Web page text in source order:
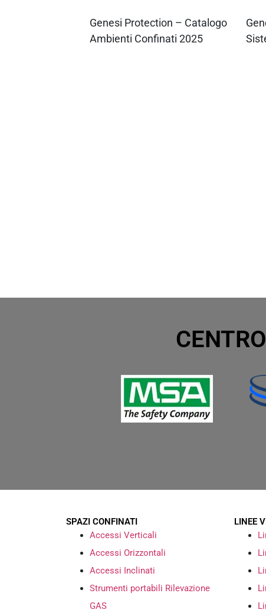
Genesi Protection – Catalogo
Ambienti Confinati 2025
SPAZI CONFINATI
Accessi Verticali
Accessi Orizzontali
Accessi Inclinati
Strumenti portabili Rilevazione
GAS
LINEE